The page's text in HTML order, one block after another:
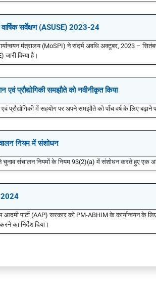
सर्वेक्षण (ASUSE) 2023-24
मंत्रालय (MoSPI) ने संदर्भ अवधि अक्टूबर, 2023 –
जारी किया है।
एवं प्रौद्योगिकी समझौते को नवीनीकृत किया
प्रौद्योगिकी में सहयोग पर अपने समझौते को पाँच वर्ष के लिए बढ़ाने
नियम में संशोधन
चुनाव संचालन नियमों के नियम 93(2)(a) में संशोधन करते हुए एक
2024
आदमी पार्टी (AAP) सरकार को PM-ABHIM के कार्यान्वयन के
का निर्देश दिया।